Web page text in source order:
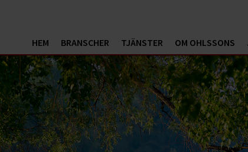
HEM BRANSCHER TJÄNSTER OM OHLSSONS